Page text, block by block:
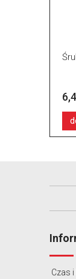
Czas